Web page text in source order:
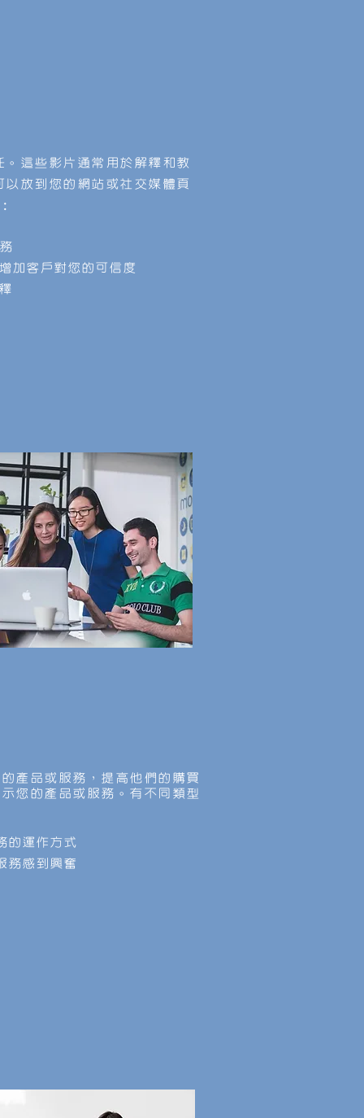
這些影片通常用於解釋和教
以放到您的網站或社交媒體頁
加客戶對您的可信度
產品或服務，提高他們的購買
您的產品或服務。有不同類型
的運作方式
務感到興奮